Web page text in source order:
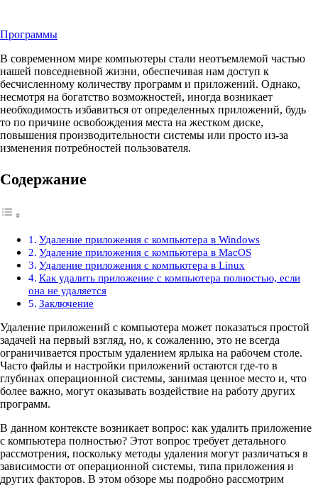
Программы
В современном мире компьютеры стали неотъемлемой частью
нашей повседневной жизни, обеспечивая нам доступ к
бесчисленному количеству программ и приложений. Однако,
несмотря на богатство возможностей, иногда возникает
необходимость избавиться от определенных приложений, будь
то по причине освобождения места на жестком диске,
повышения производительности системы или просто из-за
изменения потребностей пользователя.
Содержание
Удаление приложения с компьютера в Windows
Удаление приложения с компьютера в MacOS
Удаление приложения с компьютера в Linux
Как удалить приложение с компьютера полностью, если
она не удаляется
Заключение
Удаление приложений с компьютера может показаться простой
задачей на первый взгляд, но, к сожалению, это не всегда
ограничивается простым удалением ярлыка на рабочем столе.
Часто файлы и настройки приложений остаются где-то в
глубинах операционной системы, занимая ценное место и, что
более важно, могут оказывать воздействие на работу других
программ.
В данном контексте возникает вопрос: как удалить приложение
с компьютера полностью? Этот вопрос требует детального
рассмотрения, поскольку методы удаления могут различаться в
зависимости от операционной системы, типа приложения и
других факторов. В этом обзоре мы подробно рассмотрим